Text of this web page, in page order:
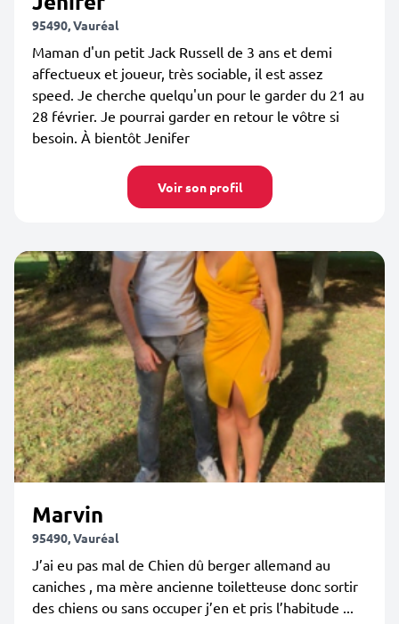
95490, Vauréal
Maman d'un petit Jack Russell de 3 ans et demi
affectueux et joueur, très sociable, il est assez
speed. Je cherche quelqu'un pour le garder du 21 au
28 février. Je pourrai garder en retour le vôtre si
besoin. À bientôt Jenifer
Voir son profil
Marvin
95490, Vauréal
J’ai eu pas mal de Chien dû berger allemand au
caniches , ma mère ancienne toiletteuse donc sortir
des chiens ou sans occuper j’en et pris l’habitude ...